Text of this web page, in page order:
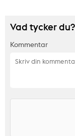
Vad tycker
Kommentar